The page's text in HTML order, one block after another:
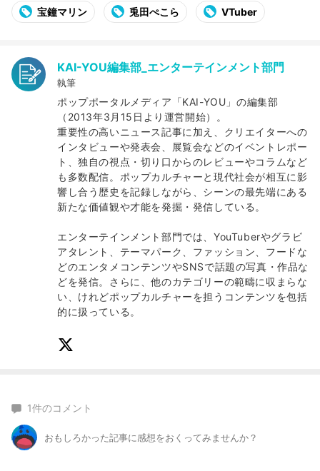
宝鐘マリン 兎田ぺこら VTuber
KAI-YOU編集部_エンターテインメント部門
執筆
ポップポータルメディア「KAI-YOU」の編集部
（2013年3月15日より運営開始）。
重要性の高いニュース記事に加え、クリエイターへの
インタビューや発表会、展覧会などのイベントレポー
ト、独自の視点・切り口からのレビューやコラムなど
も多数配信。ポップカルチャーと現代社会が相互に影
響し合う歴史を記録しながら、シーンの最先端にある
新たな価値観や才能を発掘・発信している。
エンターテインメント部門では、YouTuberやグラビ
アタレント、テーマパーク、ファッション、フードな
どのエンタメコンテンツやSNSで話題の写真・作品な
どを発信。さらに、他のカテゴリーの範疇に収まらな
い、けれどポップカルチャーを担うコンテンツを包括
的に扱っている。
1件のコメント